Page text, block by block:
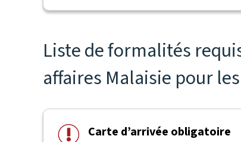
Liste de formalités
affaires Malaisie pour
Carte d’arrivée obligatoire